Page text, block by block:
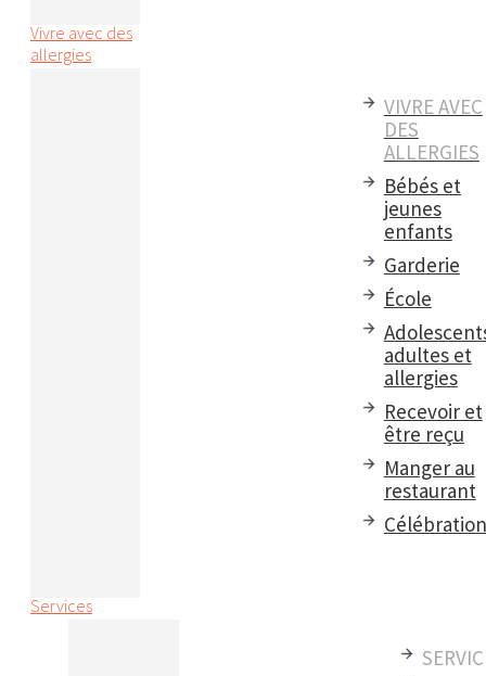
Vivre avec des
allergies
VIVRE AVEC
DES
ALLERGIES
Bébés et
jeunes
enfants
Garderie
École
adultes et
allergies
Recevoir et
être reçu
Manger au
restaurant
Services